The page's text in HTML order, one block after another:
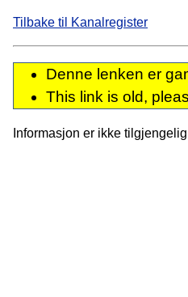
Tilbake til Kanalregister
Denne lenken er
This link is old,
Informasjon er ikke